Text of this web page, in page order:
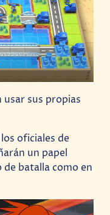
sus propias
oficiales de
un papel
batalla como en